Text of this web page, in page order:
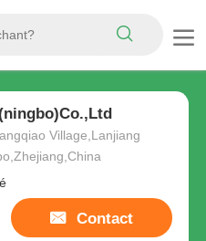
Village,Lanjiang
Contact